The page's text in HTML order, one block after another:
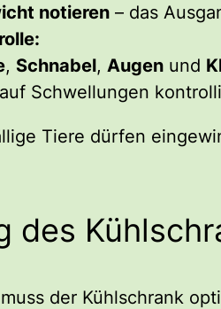
notieren – das
, Schnabel, Augen und
auf Schwellungen
Tiere dürfen
des
der Kühlschrank